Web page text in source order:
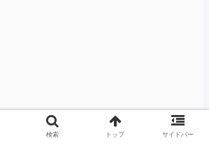
検索 トップ サイドバー